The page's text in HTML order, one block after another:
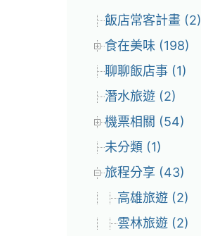
飯店常客計畫 (2)
食在美味 (198)
聊聊飯店事 (1)
潛水旅遊 (2)
機票相關 (54)
未分類 (1)
旅程分享 (43)
高雄旅遊 (2)
雲林旅遊 (2)